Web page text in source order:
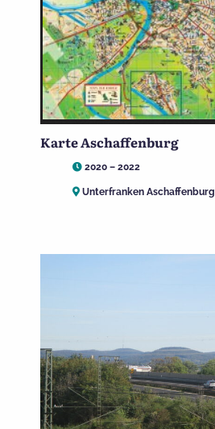
Karte Aschaffenburg
2020 – 2022
Unterfranken Aschaffenburg